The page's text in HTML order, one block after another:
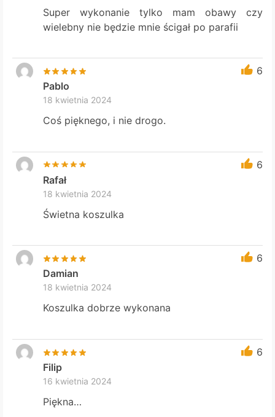
Super wykonanie tylko mam obawy czy
wielebny nie będzie mnie ścigał po parafii
6
Pablo
18 kwietnia 2024
Coś pięknego, i nie drogo.
6
Rafał
18 kwietnia 2024
Świetna koszulka
6
Damian
18 kwietnia 2024
Koszulka dobrze wykonana
6
Filip
16 kwietnia 2024
Piękna…